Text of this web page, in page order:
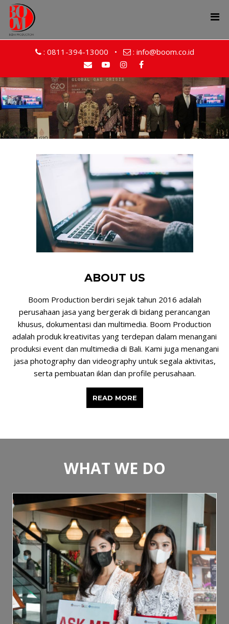
: 0811-394-13000 • : info@boom.co.id
ABOUT US
Boom Production berdiri sejak tahun 2016 adalah
perusahaan jasa yang bergerak di bidang perancangan
khusus, dokumentasi dan multimedia. Boom Production
adalah produk kreativitas yang terdepan dalam menangani
produksi event dan multimedia di Bali. Kami juga menangani
jasa photography dan videography untuk segala aktivitas,
serta pembuatan iklan dan profile perusahaan.
READ MORE
WHAT WE DO